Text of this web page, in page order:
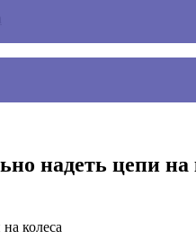
надеть цепи на